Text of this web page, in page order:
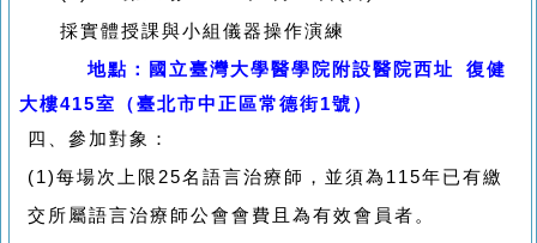
採實體授課與小組儀器操作演練
地點：國立臺灣大學醫學院附設醫院西址 復健
大樓415室（臺北市中正區常德街1號）
四、 參加對象：
(1)每場次上限 25名語言治療師，並須為 115年已有繳
交所屬語言治療師公會會費且為有效會員者。